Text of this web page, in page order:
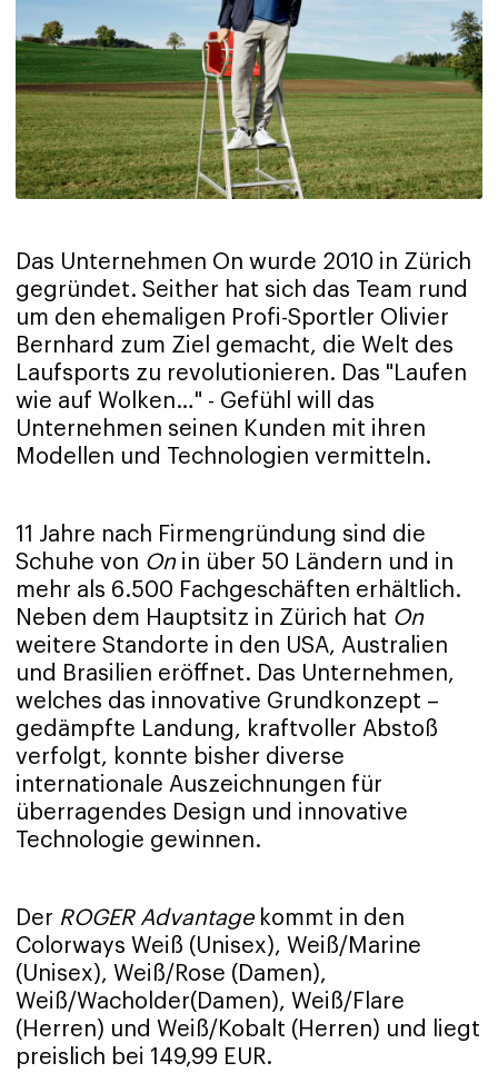
Das Unternehmen On wurde 2010 in Zürich
gegründet. Seither hat sich das Team rund
um den ehemaligen Profi-Sportler Olivier
Bernhard zum Ziel gemacht, die Welt des
Laufsports zu revolutionieren. Das "Laufen
wie auf Wolken…" - Gefühl will das
Unternehmen seinen Kunden mit ihren
Modellen und Technologien vermitteln.
11 Jahre nach Firmengründung sind die
Schuhe von On in über 50 Ländern und in
mehr als 6.500 Fachgeschäften erhältlich.
Neben dem Hauptsitz in Zürich hat On
weitere Standorte in den USA, Australien
und Brasilien eröffnet. Das Unternehmen,
welches das innovative Grundkonzept –
gedämpfte Landung, kraftvoller Abstoß
verfolgt, konnte bisher diverse
internationale Auszeichnungen für
überragendes Design und innovative
Technologie gewinnen.
Der ROGER Advantagekommt in den
Colorways Weiß (Unisex), Weiß/Marine
(Unisex), Weiß/Rose (Damen),
Weiß/Wacholder(Damen), Weiß/Flare
(Herren) und Weiß/Kobalt (Herren) und liegt
preislich bei 149,99 EUR.